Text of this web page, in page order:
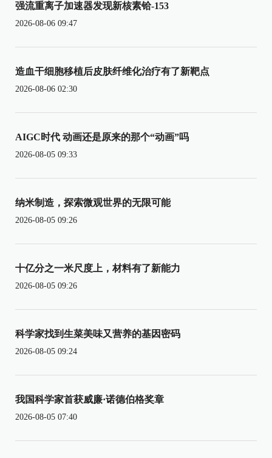
强流重离子加速器发现新核素铪-153
2026-08-06 09:47
造血干细胞移植后皮肤纤维化治疗有了新靶点
2026-08-06 02:30
AIGC时代 动画还是原来的那个“动画”吗
2026-08-05 09:33
纳米制造，探索微观世界的无限可能
2026-08-05 09:26
十亿分之一米尺度上，材料有了新能力
2026-08-05 09:26
科学家找到生菜美味又营养的基因密码
2026-08-05 09:24
我国科学家首获威廉·诺德伯格奖章
2026-08-05 07:40